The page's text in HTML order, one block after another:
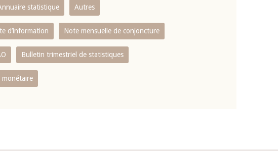
statistique Autres
d’information Note mensuelle de conjoncture
Bulletin trimestriel de statistiques
monétaire